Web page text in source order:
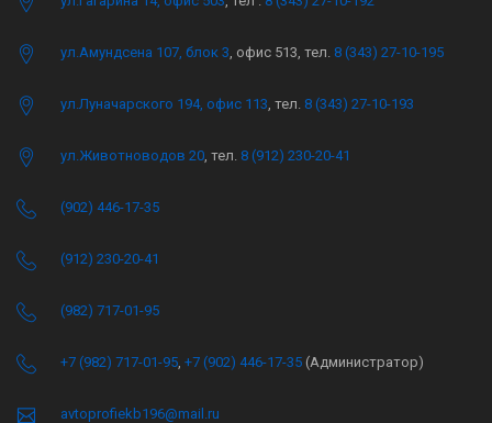
ул.Амундсена 107, блок 3 , офис 513, тел. 8 (343) 27-10-195
ул.Луначарского 194, офис 113 , тел. 8 (343) 27-10-193
ул.Животноводов 20 , тел. 8 (912) 230-20-41
(902) 446-17-35
(912) 230-20-41
(982) 717-01-95
+7 (982) 717-01-95 +7 (902) 446-17-35 (Администратор)
avtoprofiekb196@mail.ru